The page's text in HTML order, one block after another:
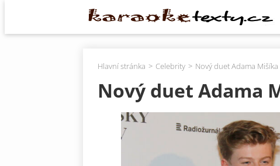
Hlavní stránka Celebrity Nový duet Adama
Nový duet Adama